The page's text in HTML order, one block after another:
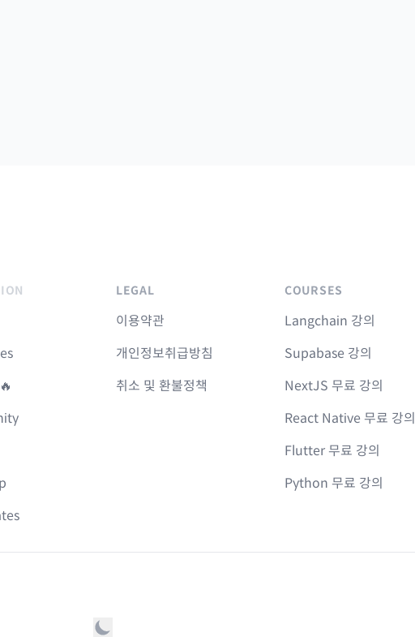
LEGAL
이용약관
개인정보취급방침
취소 및 환불정책
COURSES
Langchain 강의
Supabase 강의
NextJS 무료 강의
React Native 무료 강의
Flutter 무료 강의
Python 무료 강의